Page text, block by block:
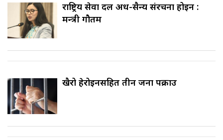
राष्ट्रिय सेवा दल अर्ध-सैन्य संरचना होइन :
मन्त्री गौतम
खैरो हेरोइनसहित तीन जना पक्राउ